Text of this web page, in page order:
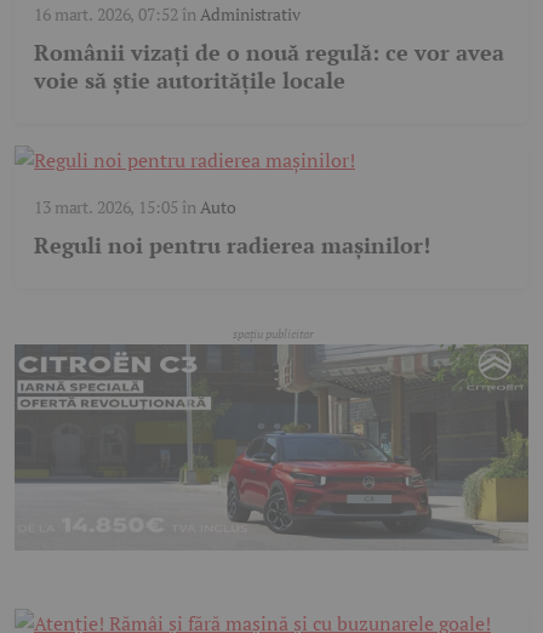
16 mart. 2026, 07:52 înAdministrativ
Românii vizați de o nouă regulă: ce vor avea
voie să știe autoritățile locale
13 mart. 2026, 15:05 înAuto
Reguli noi pentru radierea mașinilor!